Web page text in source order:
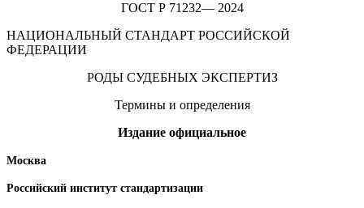
ГОСТ Р 71232— 2024
НАЦИОНАЛЬНЫЙ СТАНДАРТ РОССИЙСКОЙ
ФЕДЕРАЦИИ
РОДЫ СУДЕБНЫХ ЭКСПЕРТИЗ
Термины и определения
Издание официальное
Москва
Российский институт стандартизации